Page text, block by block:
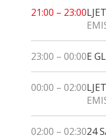
21:00 – 23:00
23:00 – 00:00E
00:00 – 02:00
02:00 – 02:3024